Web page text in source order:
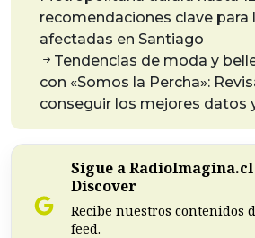
recomendaciones clave para
afectadas en Santiago
Tendencias de moda y
con «Somos la Percha»:
conseguir los mejores datos
Sigue a RadioImagina.cl
Discover
Recibe nuestros contenidos
feed.